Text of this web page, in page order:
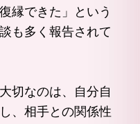
縁できた」という
も多く報告されて
切なのは、自分自
、相手との関係性